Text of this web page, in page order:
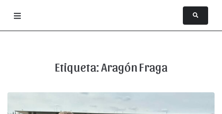
Etiqueta: Aragón Fraga